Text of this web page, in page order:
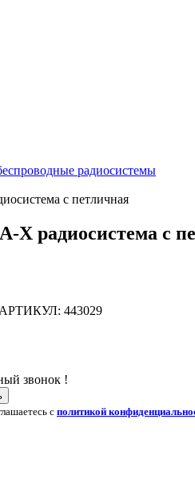
радиосистемы
с петличная
X радиосистема с
443029
звонок !
с политикой